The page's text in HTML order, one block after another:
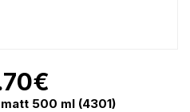
€
500 ml (4301)